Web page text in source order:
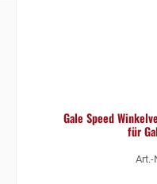
Gale Speed
für
Art.-